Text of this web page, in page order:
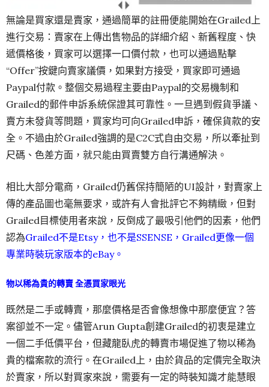
無論是買家還是賣家，通過簡單的註冊便能開始在Grailed上
進行交易：賣家在上傳出售物品的詳細介紹、新舊程度、快
遞價格後，買家可以選擇一口價付款，也可以通過點擊
“Offer”按鍵向賣家議價，如果對方接受，買家即可通過
Paypal付款。整個交易過程主要由Paypal的交易機制和
Grailed的郵件申訴系統保證其可靠性。一旦遇到假貨爭議、
賣方未發貨等問題，買家均可向Grailed申訴，確保貨款的安
全。不過由於Grailed強調的是C2C式自由交易，所以牽扯到
尺碼、色差方面，就只能由買賣雙方自行溝通解決。
相比大部分電商，Grailed仍舊保持簡陋的UI設計，對賣家上
傳的產品圖也毫無要求，或許有人會批評它不夠精緻，但對
Grailed目標使用者來說，反倒成了最吸引他們的因素，他們
認為Grailed不是Etsy，也不是SSENSE，Grailed更像一個
專業時裝玩家版本的eBay。
物以稀為貴的轉賣 全憑買家眼光
既然是二手或轉賣，那麼價格是否會像想像中那麼便宜？答
案卻並不一定。儘管Arun Gupta創建Grailed的初衷是建立
一個二手低價平台，但藏龍臥虎的轉賣市場促進了物以稀為
貴的檔案款的流行。在Grailed上，由於貨品的定價完全取決
於賣家，所以對買家來說，需要有一定的時裝知識才能慧眼